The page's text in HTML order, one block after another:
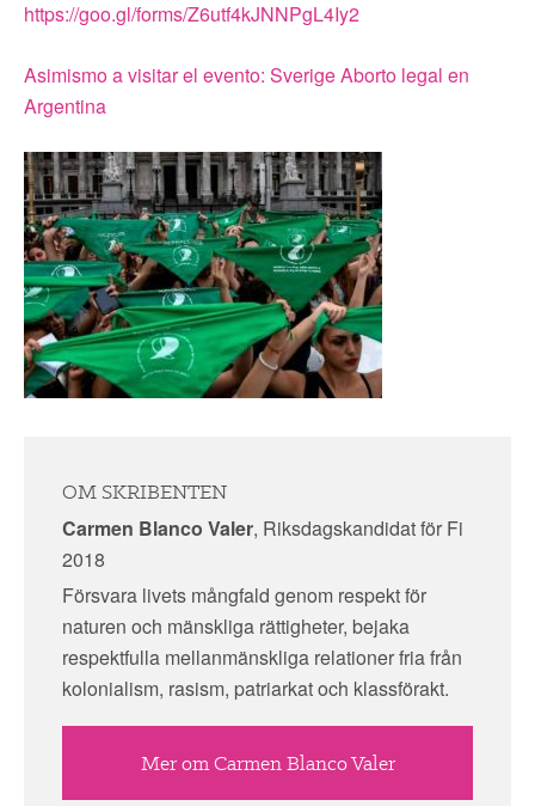
https://goo.gl/forms/Z6utf4kJNNPgL4Iy2
Asimismo a visitar el evento: Sverige Aborto legal en
Argentina
OM SKRIBENTEN
Carmen Blanco Valer, Riksdagskandidat för Fi
2018
Försvara livets mångfald genom respekt för
naturen och mänskliga rättigheter, bejaka
respektfulla mellanmänskliga relationer fria från
kolonialism, rasism, patriarkat och klassförakt.
Mer om Carmen Blanco Valer